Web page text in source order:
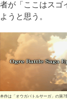
者が「ここはスゴ
ようと思う。
本作は「オウガバトルサーガ」の第7